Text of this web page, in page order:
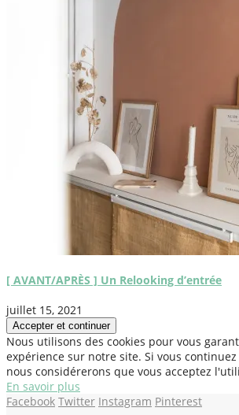
[ AVANT/APRÈS ] Un Relooking d’entrée
juillet 15, 2021
Nous utilisons des cookies pour vous
expérience sur notre site. Si vous
nous considérerons que vous acceptez
En savoir plus
Facebook Twitter Instagram Pinterest